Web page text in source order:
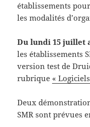
établissements
les modalités
Du lundi 15 juillet
les établissements
version test de
rubrique «
Deux
SMR sont prévues